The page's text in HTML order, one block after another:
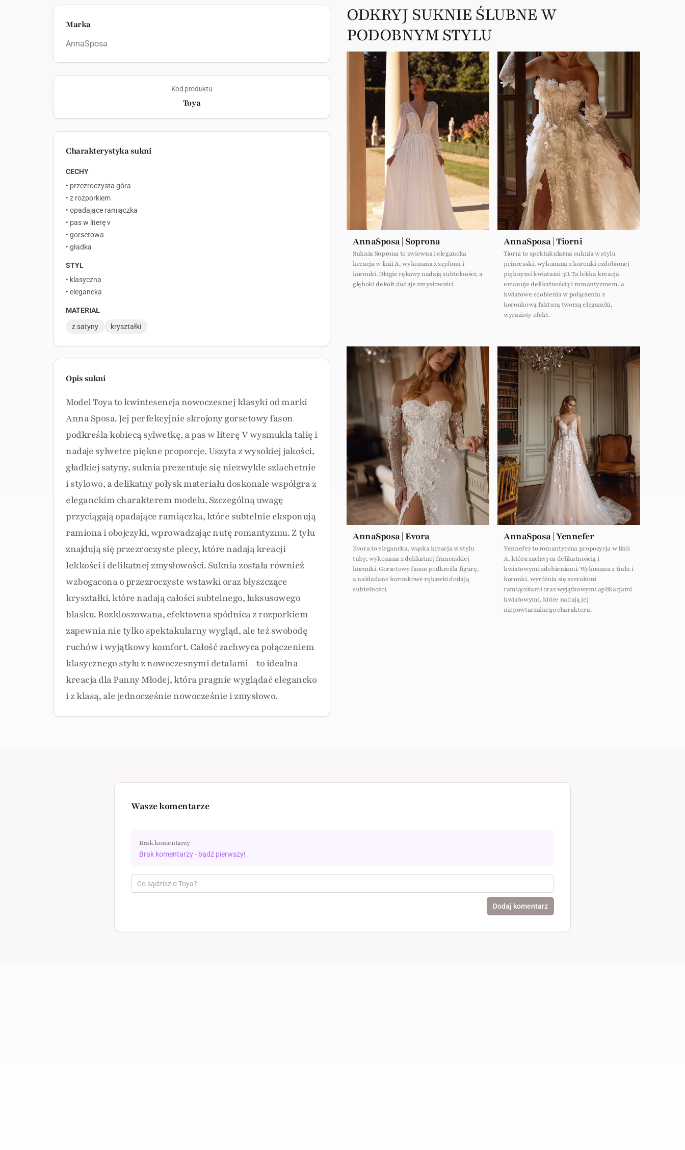
Marka
AnnaSposa
Kod produktu
Toya
Charakterystyka sukni
CECHY
• przezroczysta góra
• z rozporkiem
• opadające ramiączka
• pas w literę v
• gorsetowa
• gładka
STYL
• klasyczna
• elegancka
MATERIAŁ
z satyny
kryształki
Opis sukni
Model Toya to kwintesencja nowoczesnej klasyki od marki
Anna Sposa. Jej perfekcyjnie skrojony gorsetowy fason
podkreśla kobiecą sylwetkę, a pas w literę V wysmukla talię i
nadaje sylwetce piękne proporcje. Uszyta z wysokiej jakości,
gładkiej satyny, suknia prezentuje się niezwykle szlachetnie
i stylowo, a delikatny połysk materiału doskonale współgra z
eleganckim charakterem modelu. Szczególną uwagę
przyciągają opadające ramiączka, które subtelnie eksponują
ramiona i obojczyki, wprowadzając nutę romantyzmu. Z tyłu
znajdują się przezroczyste plecy, które nadają kreacji
lekkości i delikatnej zmysłowości. Suknia została również
wzbogacona o przezroczyste wstawki oraz błyszczące
kryształki, które nadają całości subtelnego, luksusowego
blasku. Rozkloszowana, efektowna spódnica z rozporkiem
zapewnia nie tylko spektakularny wygląd, ale też swobodę
ruchów i wyjątkowy komfort. Całość zachwyca połączeniem
klasycznego stylu z nowoczesnymi detalami – to idealna
kreacja dla Panny Młodej, która pragnie wyglądać elegancko
i z klasą, ale jednocześnie nowocześnie i zmysłowo.
ODKRYJ SUKNIE ŚLUBNE W
PODOBNYM STYLU
AnnaSposa | Soprona
Suknia Soprona to zwiewna i elegancka
kreacja w linii A, wykonana z szyfonu i
koronki. Długie rękawy nadają subtelności, a
głęboki dekolt dodaje zmysłowości.
AnnaSposa | Tiorni
Tiorni to spektakularna suknia w stylu
princesski, wykonana z koronki ozdobionej
pięknymi kwiatami 3D. Ta lekka kreacja
emanuje delikatnością i romantyzmem, a
kwiatowe zdobienia w połączeniu z
koronkową fakturą tworzą elegancki,
wyrazisty efekt.
AnnaSposa | Evora
Evora to elegancka, wąska kreacja w stylu
tuby, wykonana z delikatnej francuskiej
koronki. Gorsetowy fason podkreśla figurę,
a nakładane koronkowe rękawki dodają
subtelności.
AnnaSposa | Yennefer
Yennefer to romantyczna propozycja w linii
A, która zachwyca delikatnością i
kwiatowymi zdobieniami. Wykonana z tiulu i
koronki, wyróżnia się szerokimi
ramiączkami oraz wyjątkowymi aplikacjami
kwiatowymi, które nadają jej
niepowtarzalnego charakteru.
Wasze komentarze
Brak komentarzy
Brak komentarzy - bądź pierwszy!
Dodaj komentarz